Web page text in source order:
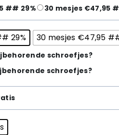
## 29% 30 mesjes €47,95
29% 30 mesjes €47,95
schroefjes?
schroefjes?